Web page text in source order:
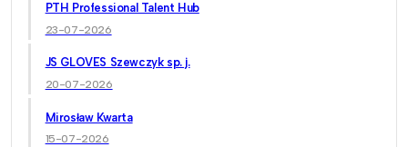
PTH Professional Talent Hub
23-07-2026
JS GLOVES Szewczyk sp. j.
20-07-2026
Mirosław Kwarta
15-07-2026